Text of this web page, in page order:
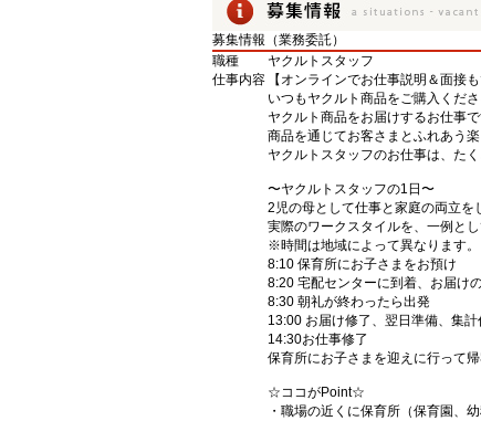
募集情報（業務委託）
職種
ヤクルトスタッフ
仕事内容
【オンラインでお仕事説明＆面接
いつもヤクルト商品をご購入くだ
ヤクルト商品をお届けするお仕事で
商品を通じてお客さまとふれあう
ヤクルトスタッフのお仕事は、た
〜ヤクルトスタッフの1日〜
2児の母として仕事と家庭の両立を
実際のワークスタイルを、一例と
※時間は地域によって異なります。
8:10 保育所にお子さまをお預け
8:20 宅配センターに到着、お届け
8:30 朝礼が終わったら出発
13:00 お届け修了、翌日準備、集計
14:30お仕事修了
保育所にお子さまを迎えに行って
☆ココがPoint☆
・職場の近くに保育所（保育園、